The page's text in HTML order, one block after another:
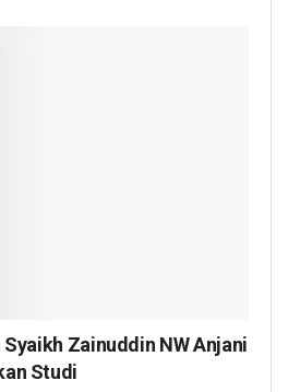
Zainuddin NW Anjani
Studi